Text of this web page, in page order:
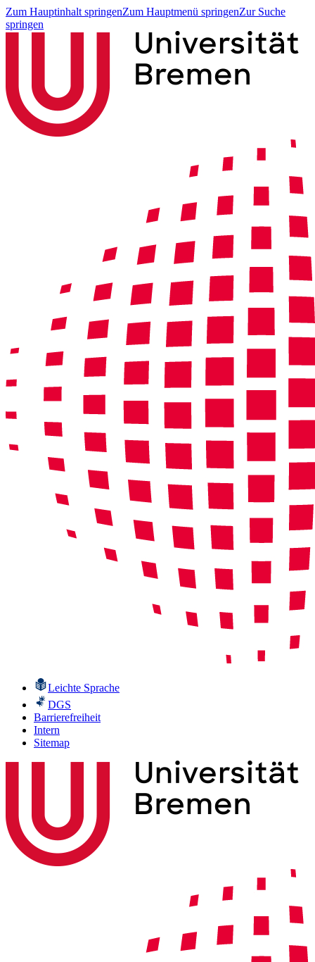
Zum Hauptinhalt springenZum Hauptmenü springenZur Suche
springen
Leichte Sprache
DGS
Barrierefreiheit
Intern
Sitemap